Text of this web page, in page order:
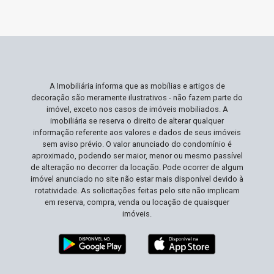
A Imobiliária informa que as mobílias e artigos de
decoração são meramente ilustrativos - não fazem parte do
imóvel, exceto nos casos de imóveis mobiliados. A
imobiliária se reserva o direito de alterar qualquer
informação referente aos valores e dados de seus imóveis
sem aviso prévio. O valor anunciado do condomínio é
aproximado, podendo ser maior, menor ou mesmo passível
de alteração no decorrer da locação. Pode ocorrer de algum
imóvel anunciado no site não estar mais disponível devido à
rotatividade. As solicitações feitas pelo site não implicam
em reserva, compra, venda ou locação de quaisquer
imóveis.